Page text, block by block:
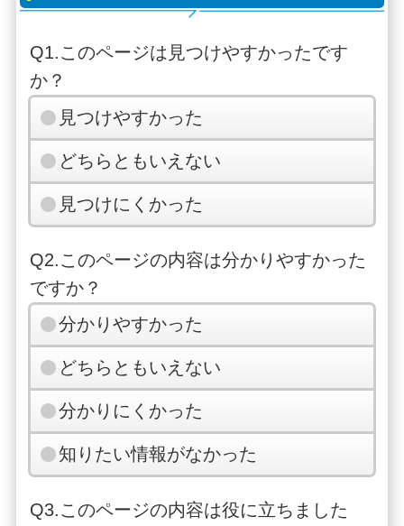
Q1.このページは見つけやすかったです
か？
見つけやすかった
どちらともいえない
見つけにくかった
Q2.このページの内容は分かりやすかった
ですか？
分かりやすかった
どちらともいえない
分かりにくかった
知りたい情報がなかった
Q3.このページの内容は役に立ちました